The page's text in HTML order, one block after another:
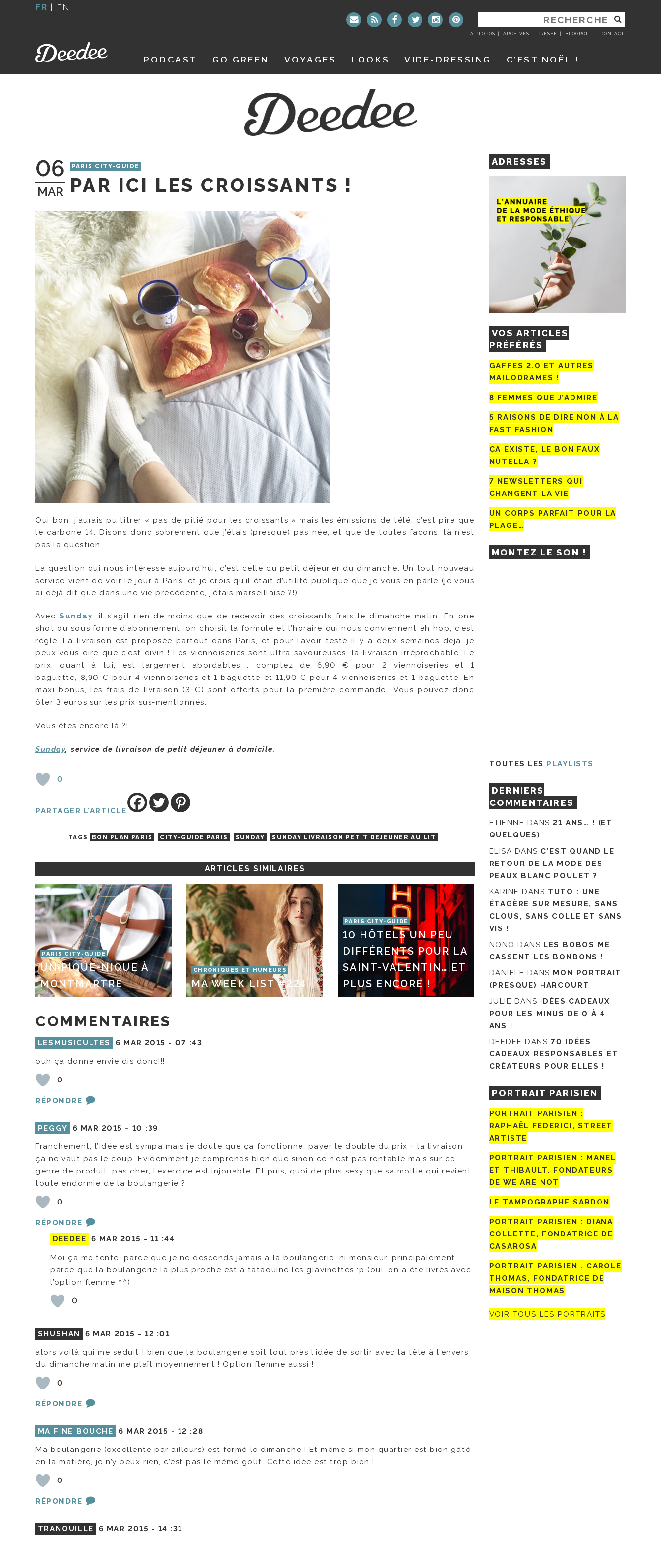
FR | EN
RECHERCHER
:
A PROPOS ARCHIVES PRESSE BLOGROLL CONTACT
PODCAST GO GREEN VOYAGES LOOKS VIDE-DRESSING C’EST NOËL !
06
MAR
PARIS CITY-GUIDE
PAR ICI LES CROISSANTS !
Oui bon, j’aurais pu titrer « pas de pitié pour les croissants » mais les émissions de télé, c’est pire que
le carbone 14. Disons donc sobrement que j’étais (presque) pas née, et que de toutes façons, là n’est
pas la question.
La question qui nous intéresse aujourd’hui, c’est celle du petit déjeuner du dimanche. Un tout nouveau
service vient de voir le jour à Paris, et je crois qu’il était d’utilité publique que je vous en parle (je vous
ai déjà dit que dans une vie précédente, j’étais marseillaise ?!).
AvecSunday, il s’agit rien de moins que de recevoir des croissants frais le dimanche matin. En one
shot ou sous forme d’abonnement, on choisit la formule et l’horaire qui nous conviennent eh hop, c’est
réglé. La livraison est proposée partout dans Paris, et pour l’avoir testé il y a deux semaines déjà, je
peux vous dire que c’est divin ! Les viennoiseries sont ultra savoureuses, la livraison irréprochable. Le
prix, quant à lui, est largement abordables : comptez de 6,90 € pour 2 viennoiseries et 1
baguette, 8,90 € pour 4 viennoiseries et 1 baguette et 11,90 € pour 4 viennoiseries et 1 baguette. En
maxi bonus, les frais de livraison (3 €) sont offerts pour la première commande… Vous pouvez donc
ôter 3 euros sur les prix sus-mentionnés.
Vous êtes encore là ?!
Sunday, service de livraison de petit déjeuner à domicile.
0
PARTAGER L'ARTICLE
TAGS BON PLAN PARIS CITY-GUIDE PARIS SUNDAY SUNDAY LIVRAISON PETIT DEJEUNER AU LIT
ARTICLES SIMILAIRES
PARIS CITY-GUIDE
UN PIQUE-NIQUE À
MONTMARTRE
CHRONIQUES ET HUMEURS
MA WEEK LIST #224
PARIS CITY-GUIDE
10 HÔTELS UN PEU
DIFFÉRENTS POUR LA
SAINT-VALENTIN… ET
PLUS ENCORE !
COMMENTAIRES
LESMUSICULTES 6 MAR 2015 -07 :43
ouh ça donne envie dis donc!!!
0
RÉPONDRE
PEGGY 6 MAR 2015 - 10 :39
Franchement, l’idée est sympa mais je doute que ça fonctionne, payer le double du prix + la livraison
ça ne vaut pas le coup. Evidemment je comprends bien que sinon ce n’est pas rentable mais sur ce
genre de produit, pas cher, l’exercice est injouable. Et puis, quoi de plus sexy que sa moitié qui revient
toute endormie de la boulangerie ?
0
RÉPONDRE
DEEDEE
6 MAR 2015 -11 :44
Moi ça me tente, parce que je ne descends jamais à la boulangerie, ni monsieur, principalement
parce que la boulangerie la plus proche est à tataouine les glavinettes :p (oui, on a été livrés avec
l’option flemme ^^)
0
SHUSHAN 6 MAR 2015 -12 :01
alors voilà qui me séduit ! bien que la boulangerie soit tout près l’idée de sortir avec la tête à l’envers
du dimanche matin me plaît moyennement ! Option flemme aussi !
0
RÉPONDRE
MA FINE BOUCHE 6 MAR 2015 - 12 :28
Ma boulangerie (excellente par ailleurs) est fermé le dimanche ! Et même si mon quartier est bien gâté
en la matière, je n’y peux rien, c’est pas le même goût. Cette idée est trop bien !
0
RÉPONDRE
TRANOUILLE 6 MAR 2015 - 14 :31
ADRESSES
VOS ARTICLES
PRÉFÉRÉS
GAFFES 2.0 ET AUTRES
MAILODRAMES !
8 FEMMES QUE J’ADMIRE
5 RAISONS DE DIRE NON À LA
FAST FASHION
ÇA EXISTE, LE BON FAUX
NUTELLA ?
7 NEWSLETTERS QUI
CHANGENT LA VIE
UN CORPS PARFAIT POUR LA
PLAGE…
MONTEZ LE SON !
TOUTES LES PLAYLISTS
DERNIERS
COMMENTAIRES
ETIENNE DANS21 ANS… ! (ET
QUELQUES)
ELISA DANS C’EST QUAND LE
RETOUR DE LA MODE DES
PEAUX BLANC POULET ?
KARINE DANS TUTO : UNE
ÉTAGÈRE SUR MESURE, SANS
CLOUS, SANS COLLE ET SANS
VIS !
NONO DANS LES BOBOS ME
CASSENT LES BONBONS !
DANIELE DANS MON PORTRAIT
(PRESQUE) HARCOURT
JULIE DANS IDÉES CADEAUX
POUR LES MINUS DE 0 À 4
ANS !
DEEDEE DANS 70 IDÉES
CADEAUX RESPONSABLES ET
CRÉATEURS POUR ELLES !
PORTRAIT PARISIEN
PORTRAIT PARISIEN :
RAPHAËL FEDERICI, STREET
ARTISTE
PORTRAIT PARISIEN : MANEL
ET THIBAULT, FONDATEURS
DE WE ARE NOT
LE TAMPOGRAPHE SARDON
PORTRAIT PARISIEN : DIANA
COLLETTE, FONDATRICE DE
CASAROSA
PORTRAIT PARISIEN : CAROLE
THOMAS, FONDATRICE DE
MAISON THOMAS
VOIR TOUS LES PORTRAITS